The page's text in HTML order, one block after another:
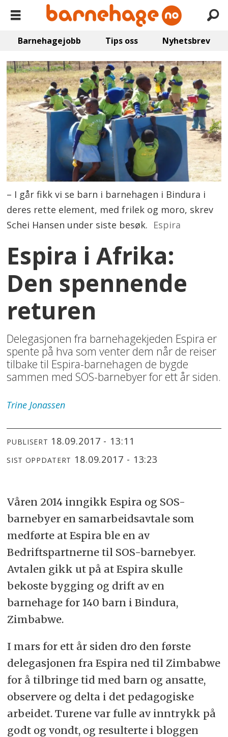
Barnehagejobb Tips oss Nyhetsbrev
– I går fikk vi se barn i barnehagen i Bindura i
deres rette element, med frilek og moro, skrev
Schei Hansen under siste besøk. Espira
Espira i Afrika:
Den spennende
returen
Delegasjonen fra barnehagekjeden Espira er
spente på hva som venter dem når de reiser
tilbake til Espira-barnehagen de bygde
sammen med SOS-barnebyer for ett år siden.
Trine Jonassen
PUBLISERT 18.09.2017 - 13:11
SIST OPPDATERT 18.09.2017 - 13:23
Våren 2014 inngikk Espira og SOS-
barnebyer en samarbeidsavtale som
medførte at Espira ble en av
Bedriftspartnerne til SOS-barnebyer.
Avtalen gikk ut på at Espira skulle
bekoste bygging og drift av en
barnehage for 140 barn i Bindura,
Zimbabwe.
I mars for ett år siden dro den første
delegasjonen fra Espira ned til Zimbabwe
for å tilbringe tid med barn og ansatte,
observere og delta i det pedagogiske
arbeidet. Turene var fulle av inntrykk på
godt og vondt, og resulterte i bloggen